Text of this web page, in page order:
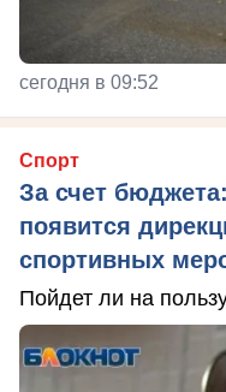
сегодня в 09:52
Спорт
За счет
появится
спортивных
Пойдет ли на